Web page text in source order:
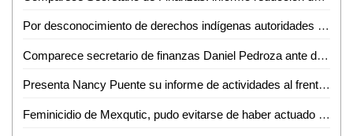
Por desconocimiento de derechos indígenas autoridades permiten eventos en la zona tének
Comparece secretario de finanzas Daniel Pedroza ante diputados de la comisión de desarrollo económico
Presenta Nancy Puente su informe de actividades al frente del DIF municipal
Feminicidio de Mexqutic, pudo evitarse de haber actuado la FGE de SLP a tiempo: Marité Hernández